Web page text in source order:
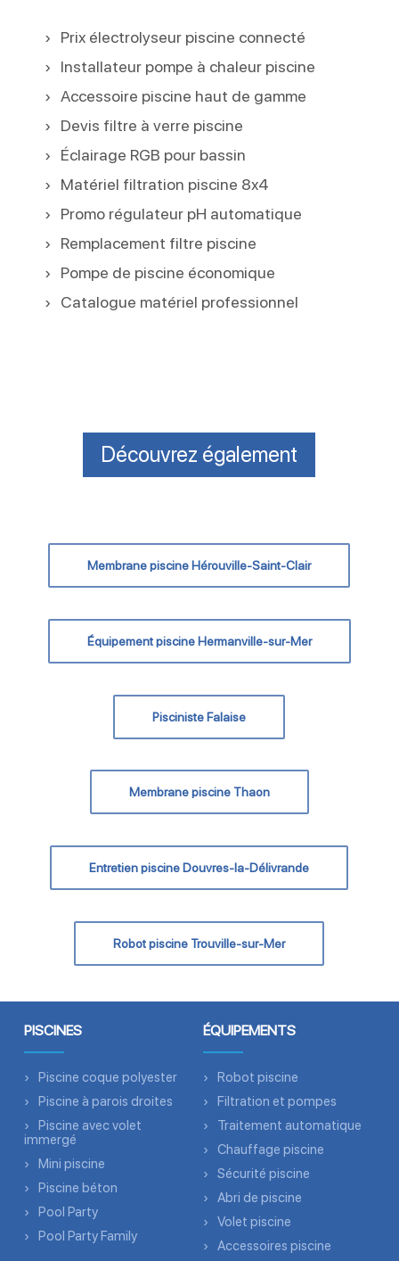
Prix électrolyseur piscine connecté
Installateur pompe à chaleur piscine
Accessoire piscine haut de gamme
Devis filtre à verre piscine
Éclairage RGB pour bassin
Matériel filtration piscine 8x4
Promo régulateur pH automatique
Remplacement filtre piscine
Pompe de piscine économique
Catalogue matériel professionnel
Découvrez également
Membrane piscine Hérouville-Saint-Clair
Équipement piscine Hermanville-sur-Mer
Pisciniste Falaise
Membrane piscine Thaon
Entretien piscine Douvres-la-Délivrande
Robot piscine Trouville-sur-Mer
PISCINES
Piscine coque polyester
Piscine à parois droites
Piscine avec volet
immergé
Mini piscine
Piscine béton
Pool Party
Pool Party Family
ÉQUIPEMENTS
Robot piscine
Filtration et pompes
Traitement automatique
Chauffage piscine
Sécurité piscine
Abri de piscine
Volet piscine
Accessoires piscine